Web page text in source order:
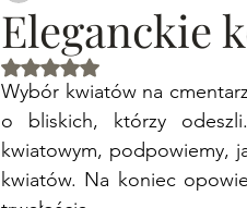
Eleganckie
Oceniono na NaN z 5
Wybór kwiatów na
o bliskich, którzy
kwiatowym, podpowiemy,
kwiatów. Na koniec